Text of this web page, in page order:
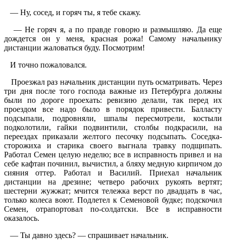
— Ну, сосед, и горяч ты, я тебе скажу.
— Не горяч я, а по правде говорю и размышляю. Да еще
дождется он у меня, красная рожа! Самому начальнику
дистанции жаловаться буду. Посмотрим!
И точно пожаловался.
Проезжал раз начальник дистанции путь осматривать. Через
три дня после того господа важные из Петербурга должны
были по дороге проехать: ревизию делали, так перед их
проездом все надо было в порядок привести. Балласту
подсыпали, подровняли, шпалы пересмотрели, костыли
подколотили, гайки подвинтили, столбы подкрасили, на
переездах приказали желтого песочку подсыпать. Соседка-
сторожиха и старика своего выгнала травку подщипать.
Работал Семен целую неделю; все в исправность привел и на
себе кафтан починил, вычистил, а бляху медную кирпичом до
сияния оттер. Работал и Василий. Приехал начальник
дистанции на дрезине; четверо рабочих рукоять вертят;
шестерни жужжат; мчится тележка верст по двадцать в час,
только колеса воют. Подлетел к Семеновой будке; подскочил
Семен, отрапортовал по-солдатски. Все в исправности
оказалось.
— Ты давно здесь? — спрашивает начальник.